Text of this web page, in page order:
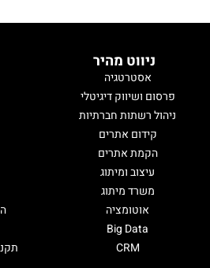
ניווט מהיר
אסטרטגיה
פרסום ושיווק דיגיטלי
ניהול רשתות חברתיות
קידום אתרים
הקמת אתרים
עיצוב ומיתוג
משרד מיתוג
אוטומציה
Big Data
CRM